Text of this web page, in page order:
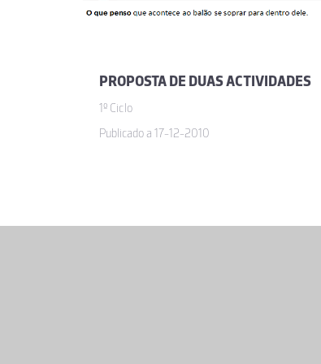
PROPOSTA DE DUAS ACTIVIDADES
1º Ciclo
Publicado a 17-12-2010